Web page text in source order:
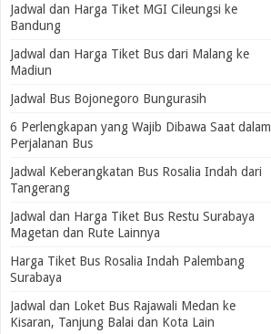
Jadwal dan Harga Tiket MGI Cileungsi ke
Bandung
Jadwal dan Harga Tiket Bus dari Malang ke
Madiun
Jadwal Bus Bojonegoro Bungurasih
6 Perlengkapan yang Wajib Dibawa Saat dalam
Perjalanan Bus
Jadwal Keberangkatan Bus Rosalia Indah dari
Tangerang
Jadwal dan Harga Tiket Bus Restu Surabaya
Magetan dan Rute Lainnya
Harga Tiket Bus Rosalia Indah Palembang
Surabaya
Jadwal dan Loket Bus Rajawali Medan ke
Kisaran, Tanjung Balai dan Kota Lain